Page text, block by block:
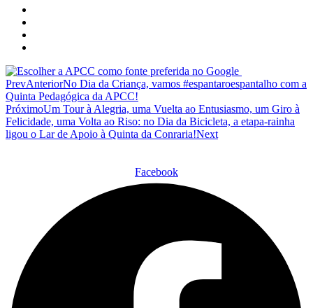
PrevAnteriorNo Dia da Criança, vamos #espantaroespantalho com a
Quinta Pedagógica da APCC!
PróximoUm Tour à Alegria, uma Vuelta ao Entusiasmo, um Giro à
Felicidade, uma Volta ao Riso: no Dia da Bicicleta, a etapa-rainha
ligou o Lar de Apoio à Quinta da Conraria!Next
Facebook